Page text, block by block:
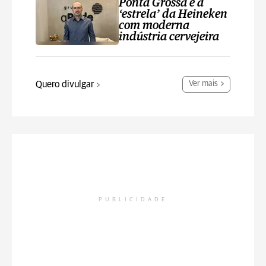
Ponta Grossa é a
‘estrela’ da Heineken
com moderna
indústria cervejeira
Quero divulgar Ver mais
PUBLICIDADE